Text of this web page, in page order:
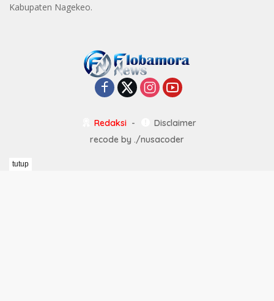
Kabupaten Nagekeo.
Redaksi
Disclaimer
recode by ./nusacoder
tutup